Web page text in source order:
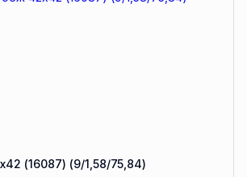
(16087) (9/1,58/75,84)